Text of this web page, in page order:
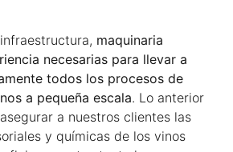
maquinaria
necesarias para llevar a
todos los procesos de
a pequeña escala. Lo anterior
a nuestros clientes las
y químicas de los vinos